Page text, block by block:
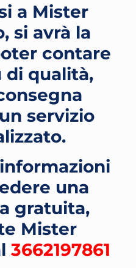
a Mister
si avrà la
contare
di qualità,
servizio
una
gratuita,
Mister
3662197861